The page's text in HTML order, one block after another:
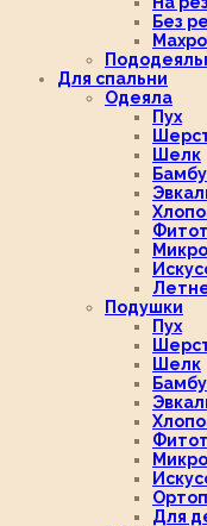
Без
Для спальни
Одеяла
Пух
Шелк
Подушки
Пух
Шелк
Для